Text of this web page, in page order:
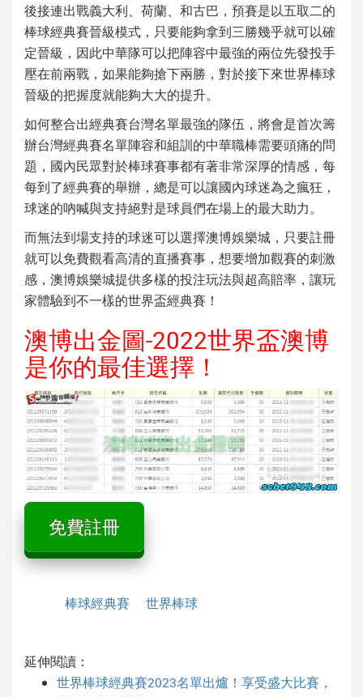
後接連出戰義大利、荷蘭、和古巴，預賽是以五取二的
棒球經典賽晉級模式，只要能夠拿到三勝幾乎就可以確
定晉級，因此中華隊可以把陣容中最強的兩位先發投手
壓在前兩戰，如果能夠搶下兩勝，對於接下來世界棒球
晉級的把握度就能夠大大的提升。
如何整合出經典賽台灣名單最強的隊伍，將會是首次籌
辦台灣經典賽名單陣容和組訓的中華職棒需要頭痛的問
題，國內民眾對於棒球賽事都有著非常深厚的情感，每
每到了經典賽的舉辦，總是可以讓國內球迷為之瘋狂，
球迷的吶喊與支持絕對是球員們在場上的最大助力。
而無法到場支持的球迷可以選擇澳博娛樂城，只要註冊
就可以免費觀看高清的直播賽事，想要增加觀賽的刺激
感，澳博娛樂城提供多樣的投注玩法與超高賠率，讓玩
家體驗到不一樣的世界盃經典賽！
澳博出金圖-2022世界盃澳博
是你的最佳選擇！
免費註冊
棒球經典賽 世界棒球
延伸閱讀：
世界棒球經典賽2023名單出爐！享受盛大比賽，